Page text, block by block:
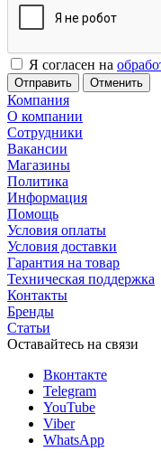
Я согласен на
Отменить
Компания
О компании
Сотрудники
Вакансии
Магазины
Политика
Информация
Помощь
Условия оплаты
Условия доставки
Гарантия на товар
Техническая поддержка
Контакты
Бренды
Статьи
Оставайтесь на связи
Вконтакте
Telegram
YouTube
Viber
WhatsApp